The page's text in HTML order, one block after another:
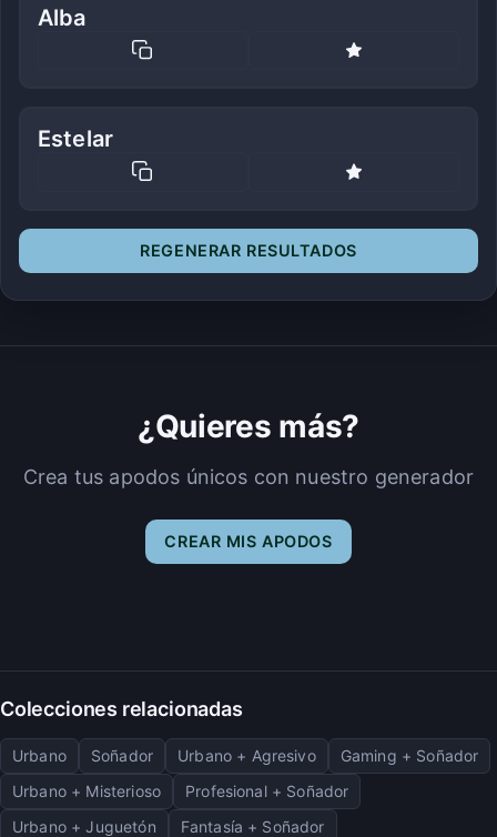
Alba
Estelar
REGENERAR RESULTADOS
¿Quieres más?
Crea tus apodos únicos con nuestro generador
CREAR MIS APODOS
Colecciones relacionadas
Urbano Soñador Urbano + Agresivo
Gaming + Soñador
Urbano + Misterioso
Profesional + Soñador
Urbano + Juguetón
Fantasía + Soñador